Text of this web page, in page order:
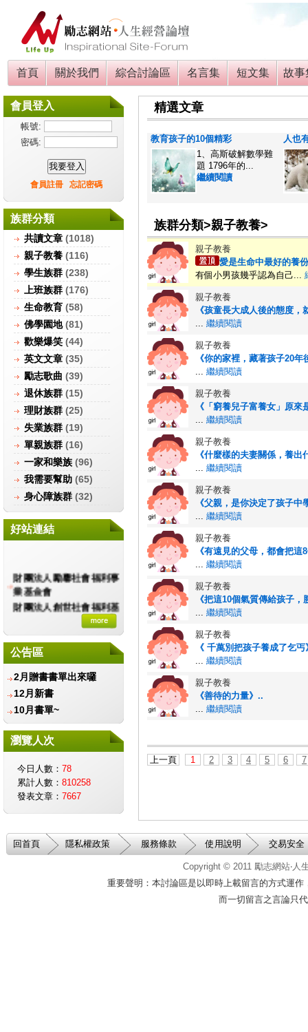
首頁 關於我們 綜合討論區 名言集 短文集 故
會員登入
帳號:
密碼:
會員註冊 忘記密碼
族群分類
共讀文章 (1018)
親子教養 (116)
學生族群 (238)
上班族群 (176)
生命教育 (58)
佛學園地(81)
歡樂爆笑 (44)
英文文章 (35)
勵志歌曲 (39)
退休族群 (15)
理財族群 (25)
失業族群 (19)
單親族群 (16)
一家和樂族 (96)
我需要幫助 (65)
身心障族群 (32)
好站連結
財團法人勵馨社會福利事
業基金會
財團法人創世社會福利基
財團法人愛盲基金會
信誼基金會-守護孩子唯
一的童年
兒童福利聯盟文教基金會
智邦公益館
社團法人台灣生命教育協
會
遲緩兒早期療育協會
童關懷協會
台北市學習障礙者家長協
會
會
台灣創價學會
公告區
2月贈書書單出來囉
12月新書
10月書單~
瀏覽人次
今日人數： 78
累計人數： 810258
發表文章： 7667
精選文章
教育孩子的10個精彩
1、高斯破解數學難
題 1796年的...
繼續閱讀
人也
族群分類>親子教養>
親子教養
愛是生命中最好的養
有個小男孩幾乎認為自己...
親子教養
《孩童長大成人後的態度，
... 繼續閱讀
親子教養
《你的家裡，藏著孩子20年
... 繼續閱讀
親子教養
《「窮養兒子富養女」原來
... 繼續閱讀
親子教養
《什麼樣的夫妻關係，養出
... 繼續閱讀
親子教養
《父親，是你決定了孩子中
... 繼續閱讀
親子教養
《‎有遠見的父母，都會把這
... 繼續閱讀
親子教養
《把這10個氣質傳給孩子，
... 繼續閱讀
親子教養
《 千萬別把孩子養成了乞丐
... 繼續閱讀
親子教養
《善待的力量》..
... 繼續閱讀
上一頁 1 2 3 4 5 6 7
回首頁 隱私權政策 服務條款 使用說明 交易安全
Copyright © 2011 勵志網站‧
重要聲明：本討論區是以即時上載留言的方式運
而一切留言之言論只